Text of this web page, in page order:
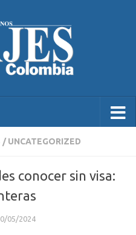
/ UNCATEGORIZED
conocer sin visa:
05/2024